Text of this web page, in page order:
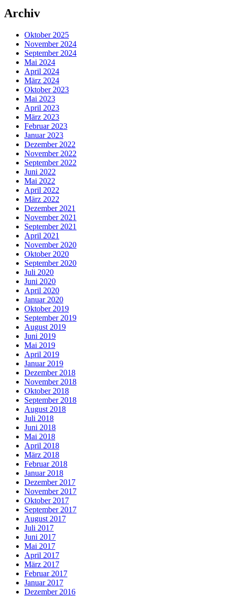
Archiv
Oktober 2025
November 2024
September 2024
Mai 2024
April 2024
März 2024
Oktober 2023
Mai 2023
April 2023
März 2023
Februar 2023
Januar 2023
Dezember 2022
November 2022
September 2022
Juni 2022
Mai 2022
April 2022
März 2022
Dezember 2021
November 2021
September 2021
April 2021
November 2020
Oktober 2020
September 2020
Juli 2020
Juni 2020
April 2020
Januar 2020
Oktober 2019
September 2019
August 2019
Juni 2019
Mai 2019
April 2019
Januar 2019
Dezember 2018
November 2018
Oktober 2018
September 2018
August 2018
Juli 2018
Juni 2018
Mai 2018
April 2018
März 2018
Februar 2018
Januar 2018
Dezember 2017
November 2017
Oktober 2017
September 2017
August 2017
Juli 2017
Juni 2017
Mai 2017
April 2017
März 2017
Februar 2017
Januar 2017
Dezember 2016